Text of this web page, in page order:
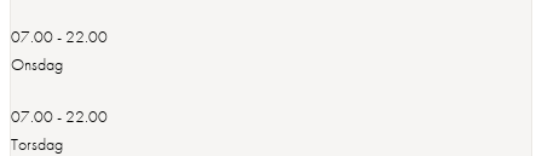
07.00 - 22.00
Onsdag
07.00 - 22.00
Torsdag